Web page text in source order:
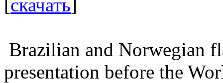
[скачать]
Brazilian and Norwegian
presentation before the